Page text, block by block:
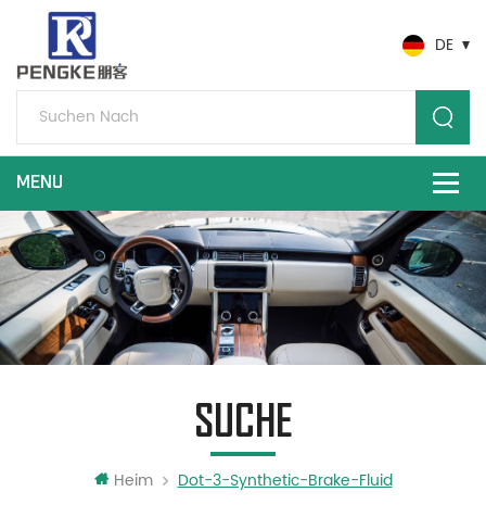
DE
SUCHE
Heim Dot-3-Synthetic-Brake-Fluid